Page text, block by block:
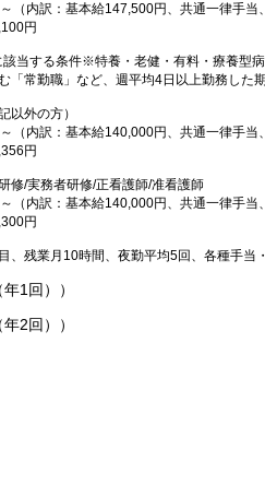
（内訳：基本給147,500円、共通一律手当
円
当する条件※特養・老健・有料・療養型
「常勤職」など、週平均4日以上勤務した
以外の方）
（内訳：基本給140,000円、共通一律手当
円
修/実務者研修/正看護師/准看護師
（内訳：基本給140,000円、共通一律手当
円
、残業月10時間、夜勤平均5回、各種手当
年1回））
年2回））